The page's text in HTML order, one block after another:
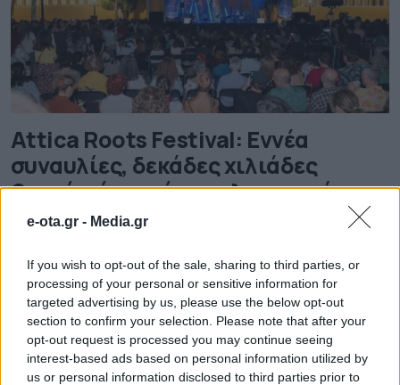
e-ota.gr - Media.gr
If you wish to opt-out of the sale, sharing to third parties, or
processing of your personal or sensitive information for
targeted advertising by us, please use the below opt-out
section to confirm your selection. Please note that after your
opt-out request is processed you may continue seeing
interest-based ads based on personal information utilized by
us or personal information disclosed to third parties prior to
Attica Roots Festival: Εννέα
συναυλίες, δεκάδες χιλιάδες
θεατές, ένας νέος πολιτιστικός
χάρτης της Αττικής
Ποσειδώνα, στο Σούνιο, χιλιάδες Έλληνες και
τουρίστες ανέβαιναν τυλιγμένοι στο χρώμα του
ηλιοβασιλέματος προς την κορυφή για τη συναυλία
όπου η Δήμητρα Γαλάνη και η Εστουδιαντίνα
συνομίλησαν με το έργο του Βασίλη Τσιτσάνη. Στον
απόκοσμο βιομηχανικό χώρο των Λιπασμάτων στη
Δραπετσώνα, λίγα βήματα από το κύμα, […]
06.08.2026 - 20.03